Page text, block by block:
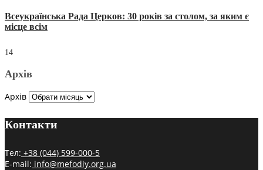
Всеукраїнська Рада Церков: 30 років за столом, за яким є
місце всім
14
Архів
Архів
Контакти
Тел: +38 (044) 599-000-5
E-mail: info@mefodiy.org.ua